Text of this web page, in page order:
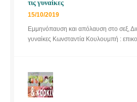
τις γυναίκες
15/10/2019
Εμμηνόπαυση και απόλαυση στο σεξ,
γυναίκες Κωνσταντία Κουλουμπή :